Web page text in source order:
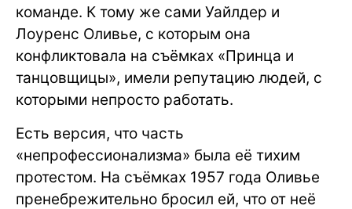
команде. К тому же сами Уайлдер и
Лоуренс Оливье, с которым она
конфликтовала на съёмках «Принца и
танцовщицы», имели репутацию людей, с
которыми непросто работать.
Есть версия, что часть
«непрофессионализма» была её тихим
протестом. На съёмках 1957 года Оливье
пренебрежительно бросил ей, что от неё